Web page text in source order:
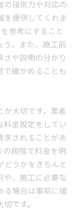
の技術力や対応の
提供してくれま
参考にすること
。また、施工前
や説明の分かり
確かめることも
大切です。業者
料金設定をしてい
求されることがあ
の段階で料金を明
うかをきちんと
、施工に必要な
る場合は事前に確
です。